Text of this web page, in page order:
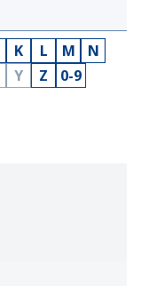
K L M
N
Y Z 0-9